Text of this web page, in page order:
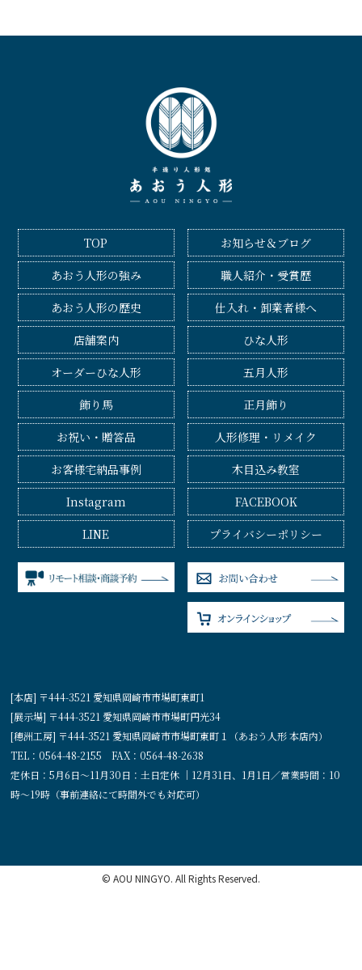
TOP
お知らせ＆ブログ
あおう人形の強み
職人紹介・受賞歴
あおう人形の歴史
仕入れ・卸業者様へ
店舗案内
ひな人形
オーダーひな人形
五月人形
飾り馬
正月飾り
お祝い・贈答品
人形修理・リメイク
お客様宅納品事例
木目込み教室
Instagram
FACEBOOK
LINE
プライバシーポリシー
[本店] 〒444-3521 愛知県岡崎市市場町東町1
[展示場] 〒444-3521 愛知県岡崎市市場町円光34
[穂洲工房] 〒444-3521 愛知県岡崎市市場町東町１（あおう人形 本店内）
TEL：0564-48-2155 FAX：0564-48-2638
定休日：5月6日〜11月30日：土日定休 ｜12月31日、1月1日／営業時間：10
時〜19時（事前連絡にて時間外でも対応可）
© AOU NINGYO. All Rights Reserved.